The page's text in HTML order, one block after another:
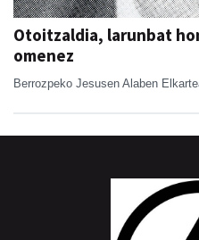
Otoitzaldia, larunbat
omenez
Berrozpeko Jesusen Alaben